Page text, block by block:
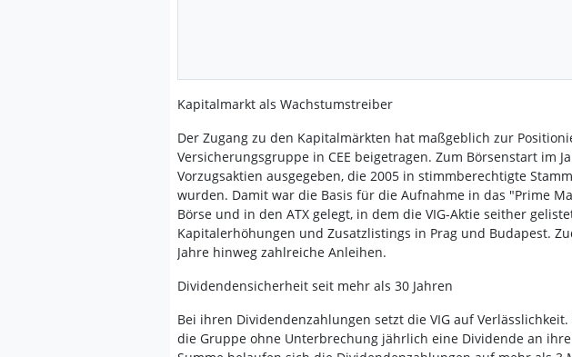
Kapitalmarkt als Wachstumstreiber
Der Zugang zu den Kapitalmärkten hat maßgeblich zur
Versicherungsgruppe in CEE beigetragen. Zum Börsenstart im
Vorzugsaktien ausgegeben, die 2005 in stimmberechtigte
wurden. Damit war die Basis für die Aufnahme in das "Prime
Börse und in den ATX gelegt, in dem die VIG-Aktie seither
Kapitalerhöhungen und Zusatzlistings in Prag und Budapest.
Jahre hinweg zahlreiche Anleihen.
Dividendensicherheit seit mehr als 30 Jahren
Bei ihren Dividendenzahlungen setzt die VIG auf
die Gruppe ohne Unterbrechung jährlich eine Dividende an